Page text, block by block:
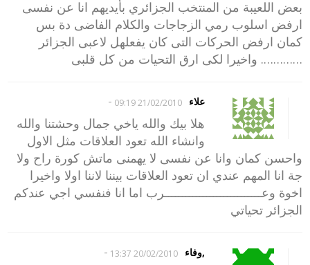
بعض اللعيبة من المنتخب الجزائري بأيديهم انا عن نفسى
ارفض اسلوب رمي الزجاجات والكلام الفاضى دة بس
كمان ارفض الحركات التى كان يفعلهل لاعبى الجزائر
…………. واخيرا لكى ارق التحيات من كل قلبى
علاء 21/02/2010 09:19
-
هلا بيك والله ياخي جمال وحشتنا والله
وانشاء الله تعود العلاقات مثل الاول
واحسن كمان وانا عن نفسى لا يهمنى ماتش كورة راح ولا
جة انا المهم عندي ان تعود العلاقات بيننا لاننا اولا واخيرا
اخوة وعــــــــــــــــــــــــــــرب اما انا فنفسي اجي عندكم
الجزائر تحياتي
,وفاء 20/02/2010 13:37
-